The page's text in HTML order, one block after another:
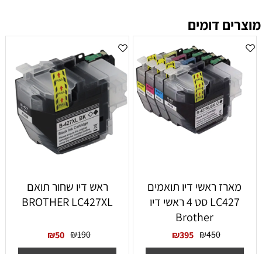
מוצרים דומים
‏מארז ראשי דיו תואמים
LC427 סט 4 ראשי דיו
Brother
₪450
₪395
ראש דיו שחור תואם
BROTHER LC427XL
₪190
₪50